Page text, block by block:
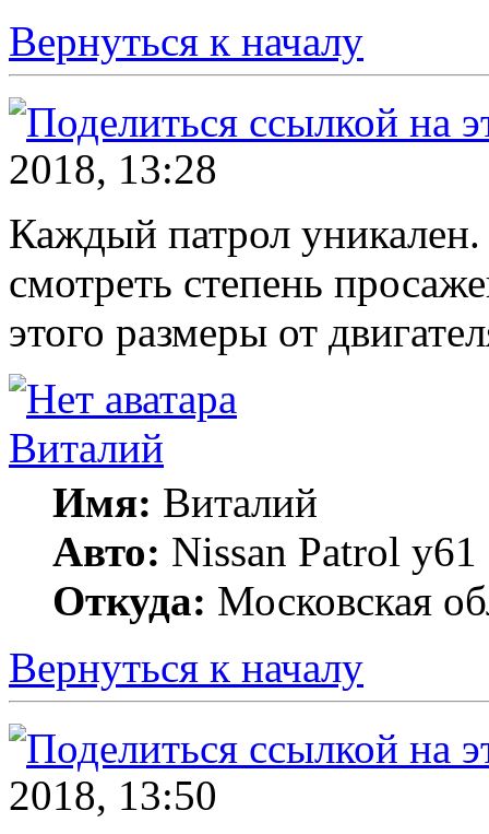
Вернуться к началу
2018, 13:28
Каждый патрол
смотреть степень
этого размеры от
Виталий
Имя: Виталий
Авто: Nissan Patrol
Откуда: Московская
Вернуться к началу
2018, 13:50